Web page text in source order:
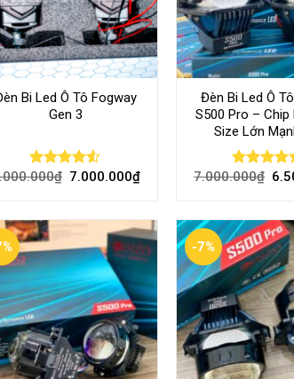
Bi Led Ô Tô Fogway
Gen 3
Rated
₫ 7.000.000₫
Đèn Bi Led Ô
S500 Pro – Chip
Size Lớn
Rated
7.000.000₫
-7%